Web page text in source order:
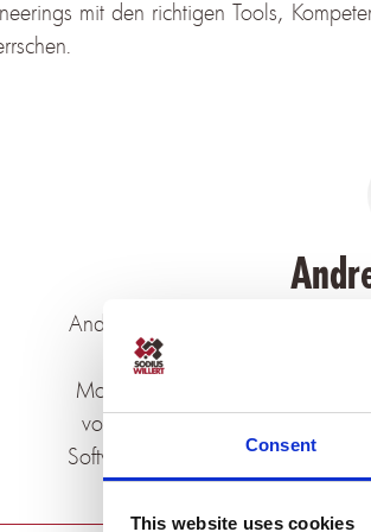
Consent
This website uses cookies
mit den richtigen Tools,
Andreas ist seit 1989 im Bereich
Umfeld C-Programmierung
Modellierung, Requirements
von Embedded Systemen.
Software Tools GmbH gibt er
Trainer